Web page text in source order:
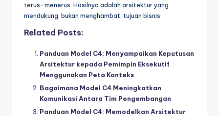
terus-menerus. Hasilnya adalah arsitektur yang
mendukung, bukan menghambat, tujuan bisnis.
Related Posts:
Panduan Model C4: Menyampaikan Keputusan
Arsitektur kepada Pemimpin Eksekutif
Menggunakan Peta Konteks
Bagaimana Model C4 Meningkatkan
Komunikasi Antara Tim Pengembangan
Panduan Model C4: Memodelkan Arsitektur